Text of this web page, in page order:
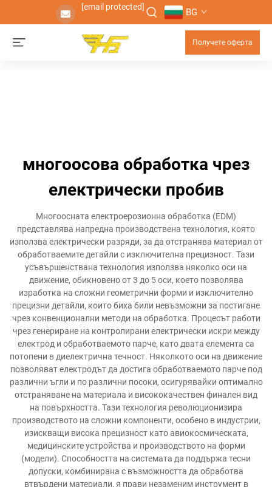
[email protected] BG
Получете оферта
многоосова обработка чрез
електрически пробив
Многоосната електроерозионна обработка (EDM)
представлява напредна производствена технология, която
използва електрически разряди, за да отстранява материал от
обработваемите детайли с изключителна прецизност. Тази
усъвършенствана технология използва няколко оси на
движение, обикновено от 3 до 5 оси, което позволява
изработка на сложни геометрични форми и изключително
прецизни детайли, които биха били невъзможни за постигане
чрез конвенционални методи на обработка. Процесът работи
чрез генериране на контролирани електрически искри между
електрод и обработваемото парче, като двата елемента са
потопени в диелектрична течност. Няколкото оси на движение
позволяват електродът да достига обработваемото парче под
различни ъгли и по различни посоки, осигурявайки оптимално
отстраняване на материала и висококачествен финален вид
на повърхността. Тази технология революционизира
производството на сложни компоненти, особено в индустрии,
изискващи висока прецизност като авиокосмическата,
медицинските устройства и производството на форми
(модели). Способността на системата да поддържа тесни
допуски, комбинирана с възможността да обработва
втвърдени материали, я прави незаменим инструмент в